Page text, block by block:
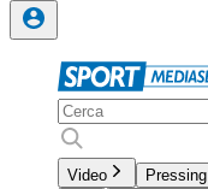
Video Pressing